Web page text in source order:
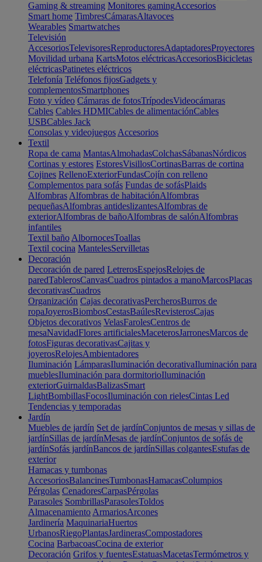
Gaming & streaming Monitores gamingAccesorios
Smart home TimbresCámarasAltavoces
Wearables Smartwatches
Televisión
AccesoriosTelevisoresReproductoresAdaptadoresProyectores
Movilidad urbana KartsMotos eléctricasAccesoriosBicicletas
eléctricasPatinetes eléctricos
Telefonía Teléfonos fijosGadgets y
complementosSmartphones
Foto y vídeo Cámaras de fotosTrípodesVideocámaras
Cables Cables HDMICables de alimentaciónCables
USBCables Jack
Consolas y videojuegos Accesorios
Textil
Ropa de cama MantasAlmohadasColchasSábanasNórdicos
Cortinas y estores EstoresVisillosCortinasBarras de cortina
Cojines RellenoExteriorFundasCojín con relleno
Complementos para sofás Fundas de sofásPlaids
Alfombras Alfombras de habitaciónAlfombras
pequeñasAlfombras antideslizantesAlfombras de
exteriorAlfombras de bañoAlfombras de salónAlfombras
infantiles
Textil baño AlbornocesToallas
Textil cocina MantelesServilletas
Decoración
Decoración de pared LetrerosEspejosRelojes de
paredTablerosCanvasCuadros pintados a manoMarcosPlacas
decorativasCuadros
Organización Cajas decorativasPercherosBurros de
ropaJoyerosBiombosCestasBaúlesRevisterosCajas
Objetos decorativos VelasFarolesCentros de
mesaNavidadFlores artificialesMaceterosJarronesMarcos de
fotosFiguras decorativasCajitas y
joyerosRelojesAmbientadores
Iluminación LámparasIluminación decorativaIluminación para
mueblesIluminación para dormitorioIluminación
exteriorGuirnaldasBalizasSmart
LightBombillasFocosIluminación con rielesCintas Led
Tendencias y temporadas
Jardín
Muebles de jardín Set de jardínConjuntos de mesas y sillas de
jardínSillas de jardínMesas de jardínConjuntos de sofás de
jardínSofás jardínBancos de jardínSillas colgantesEstufas de
exterior
Hamacas y tumbonas
AccesoriosBalancinesTumbonasHamacasColumpios
Pérgolas CenadoresCarpasPérgolas
Parasoles SombrillasParasolesToldos
Almacenamiento ArmariosArcones
Jardinería MaquinariaHuertos
UrbanosRiegoPlantasJardinerasCompostadores
Cocina BarbacoasCocina de exterior
Decoración Grifos y fuentesEstatuasMacetasTermómetros y